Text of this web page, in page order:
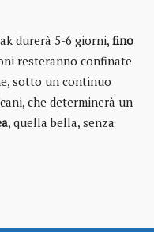
durerà 5-6 giorni, fino
resteranno confinate
sotto un continuo
che determinerà un
, quella bella, senza